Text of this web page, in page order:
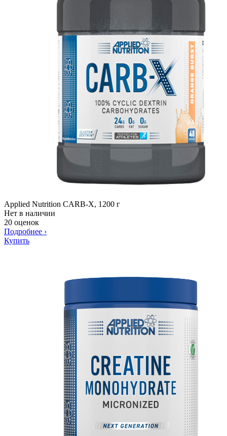
Applied Nutrition CARB-X, 1200 г
Нет в наличии
20 оценок
Подробнее ›
Купить